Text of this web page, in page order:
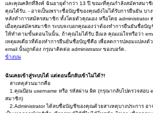
และคุณคลิกที่ลิงค์ ฉันอายุต่ำกว่า 13 ปี ขณะที่คุณกำลังสมัครสมา
คุณได้รับ. - อาจเป็นเพราะชื่อบัญชีของคุณยังไม่ได้รับการยืนยัน บ
หลังทำการสมัครสมาชิก ทั้งโดยตัวคุณเอง หรือโดย administrator
เมื่อคุณสมัครสมาชิก ระบบจะบอกคุณเองว่าต้องทำการยืนยันชื่อบั
ให้ทำตามขั้นตอนในนั้น, ถ้าคุณไม่ได้รับ อีเมล คุณแน่ใจหรือว่า
เหตุผลเดียวที่ต้องทำการยืนยันชื่อบัญชีคือ เพื่อลดการปลอมแปลงตั
email นั้นถูกต้อง กรุณาติดต่อ administrator ของบอร์ด.
ข้างบน
ฉันเคยเข้าสู่ระบบได้ แต่ตอนนี้กลับเข้าไม่ได้?!
สาเหตุส่วนมากคือ
1.คุณป้อน username หรือ รหัสผ่าน ผิด (กรุณากลับไปตรวจสอบ
สมาชิก)
2.Administrator ได้ลบชื่อบัญชีของคุณด้วยสาเหตุบางประการ อา